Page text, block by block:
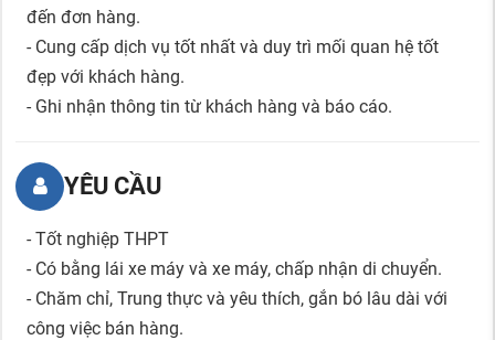
đến đơn hàng.
- Cung cấp dịch vụ tốt nhất và duy trì mối quan hệ tốt
đẹp với khách hàng.
- Ghi nhận thông tin từ khách hàng và báo cáo.
YÊU CẦU
- Tốt nghiệp THPT
- Có bằng lái xe máy và xe máy, chấp nhận di chuyển.
- Chăm chỉ, Trung thực và yêu thích, gắn bó lâu dài với
công việc bán hàng.